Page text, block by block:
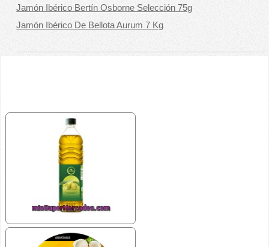
Jamón Ibérico Bertín Osborne Selección 75g
Jamón Ibérico De Bellota Aurum 7 Kg